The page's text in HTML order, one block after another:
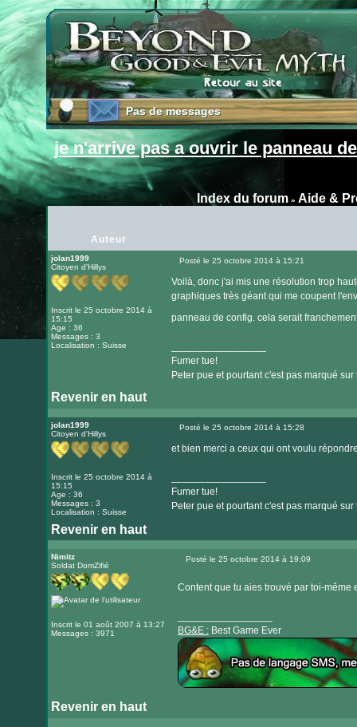
Pas de messages
Pas de messages
je n'arrive pas a ouvrir le panneau
Index du forum» Aide &
Auteur
jolan1999
Citoyen d'Hillys
Inscrit le 25 octobre 2014 à
15:15
Age : 36
Messages : 3
Localisation : Suisse
Posté le 25 octobre 2014 à 15:21
Voilà, donc j'ai mis une résolution trop
graphiques très géant qui me coupent
panneau de config. cela serait
Fumer tue!
Peter pue et pourtant c'est pas marqué sur
Revenir en haut
jolan1999
Citoyen d'Hillys
Inscrit le 25 octobre 2014 à
15:15
Age : 36
Messages : 3
Localisation : Suisse
Posté le 25 octobre 2014 à 15:28
et bien merci a ceux qui ont voulu
Fumer tue!
Peter pue et pourtant c'est pas marqué sur
Revenir en haut
Nimitz
Soldat DomZifié
Inscrit le 01 août 2007 à 13:27
Messages : 3971
Posté le 25 octobre 2014 à 19:09
Content que tu aies trouvé par toi-
BG&E :Best Game Ever
Revenir en haut